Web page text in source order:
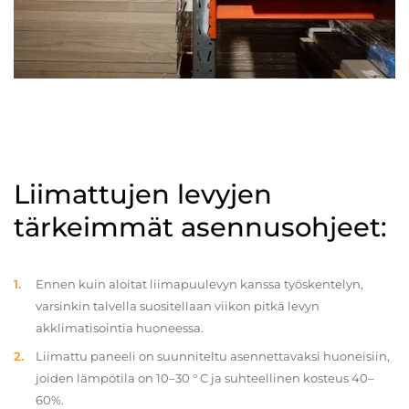
Liimattujen levyjen
tärkeimmät asennusohjeet:
Ennen kuin aloitat liimapuulevyn kanssa työskentelyn,
varsinkin talvella suositellaan viikon pitkä levyn
akklimatisointia huoneessa.
Liimattu paneeli on suunniteltu asennettavaksi huoneisiin,
joiden lämpötila on 10–30 ° C ja suhteellinen kosteus 40–
60%.